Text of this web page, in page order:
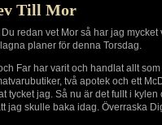
Till Mor
redan vet Mor så har jag
planer för denna Torsdag.
Far har varit och handlat allt
två apotek och ett
tycket jag. Så nu är det fullt i
jag skulle baka idag. Överraska